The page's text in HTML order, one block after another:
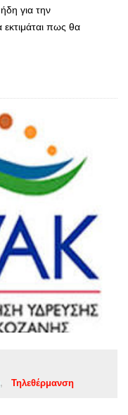
για την
πως θα
Τηλεθέρμανση